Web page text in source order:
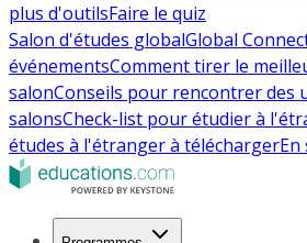
plus d'outilsFaire le quiz
Salon d'études globalGlobal
événementsComment tirer le
salonConseils pour rencontrer des
salonsCheck-list pour étudier à
études à l'étranger à téléchargerEn